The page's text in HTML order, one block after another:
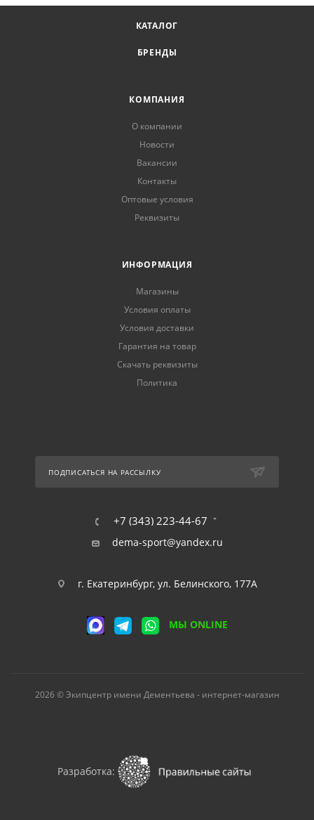
КАТАЛОГ
БРЕНДЫ
КОМПАНИЯ
О компании
Новости
Вакансии
Контакты
Оптовые условия
Реквизиты
ИНФОРМАЦИЯ
Магазины
Условия оплаты
Условия доставки
Гарантия на товар
Скачать реквизиты
Политика
ПОДПИСАТЬСЯ НА РАССЫЛКУ
+7 (343) 223-44-67
dema-sport@yandex.ru
г. Екатеринбург, ул. Белинского, 177А
МЫ ONLINE
2026 © Экипцентр имени Дементьева - интернет-магазин
Разработка: